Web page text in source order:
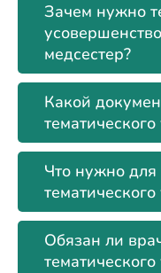
Зачем нужно
медсестер?
Какой
Что нужно для
Обязан ли